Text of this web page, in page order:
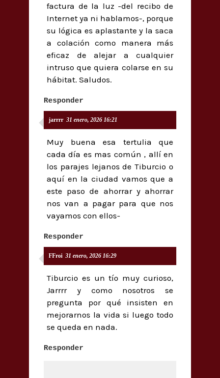
factura de la luz -del recibo de
Internet ya ni hablamos-, porque
su lógica es aplastante y la saca
a colación como manera más
eficaz de alejar a cualquier
intruso que quiera colarse en su
hábitat. Saludos.
Responder
jarrrr 31 enero, 2026 16:21
Muy buena esa tertulia que
cada día es mas común , allí en
los parajes lejanos de Tiburcio o
aquí en la ciudad vamos que a
este paso de ahorrar y ahorrar
nos van a pagar para que nos
vayamos con ellos-
Responder
FFroi 31 enero, 2026 16:29
Tiburcio es un tío muy curioso,
Jarrrr y como nosotros se
pregunta por qué insisten en
mejorarnos la vida si luego todo
se queda en nada.
Responder